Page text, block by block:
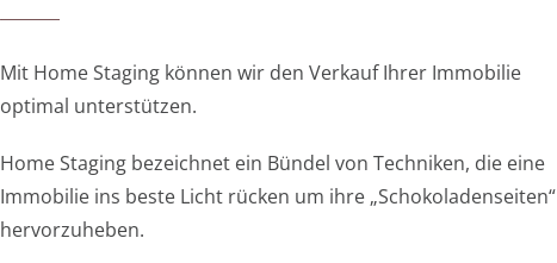
Mit Home Staging können wir den Verkauf Ihrer Immobilie
optimal unterstützen.
Home Staging bezeichnet ein Bündel von Techniken, die eine
Immobilie ins beste Licht rücken um ihre „Schokoladenseiten“
hervorzuheben.